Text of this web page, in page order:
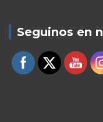
Seguinos en